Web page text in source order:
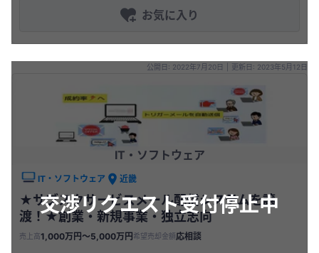
お気に入り
交渉リクエスト受付停止中
公開日: 2022年7月20日 更新日: 2023年5月12日
IT・ソフトウェア
IT・ソフトウェア 近畿
★サブスクサービスメール配信システムを譲
渡！★創業・新規事業・独立志向
売上高1,000万円〜5,000万円 希望売却金額応相談